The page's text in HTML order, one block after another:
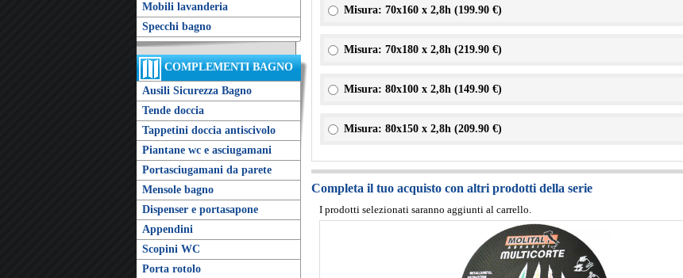
Mobili lavanderia
Specchi bagno
COMPLEMENTI BAGNO
Ausili Sicurezza Bagno
Tende doccia
Tappetini doccia antiscivolo
Piantane wc e asciugamani
Portasciugamani da parete
Mensole bagno
Dispenser e portasapone
Appendini
Scopini WC
Porta rotolo
Misura: 70x160 x 2,8h (199.90 €)
Misura: 70x180 x 2,8h (219.90 €)
Misura: 80x100 x 2,8h (149.90 €)
Misura: 80x150 x 2,8h (209.90 €)
Completa il tuo acquisto con altri prodotti della serie
I prodotti selezionati saranno aggiunti al carrello.